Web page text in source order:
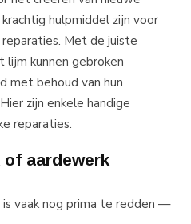
hulpmiddel zijn voor
Met de juiste
lijm kunnen gebroken
met behoud van hun
zijn enkele handige
reparaties.
of aardewerk
is vaak nog prima te redden —